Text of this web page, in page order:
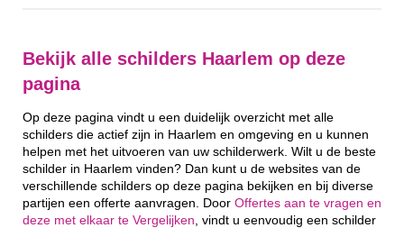
Bekijk alle schilders Haarlem op deze
pagina
Op deze pagina vindt u een duidelijk overzicht met alle
schilders die actief zijn in Haarlem en omgeving en u kunnen
helpen met het uitvoeren van uw schilderwerk. Wilt u de beste
schilder in Haarlem vinden? Dan kunt u de websites van de
verschillende schilders op deze pagina bekijken en bij diverse
partijen een offerte aanvragen. Door Offertes aan te vragen en
deze met elkaar te Vergelijken , vindt u eenvoudig een schilder